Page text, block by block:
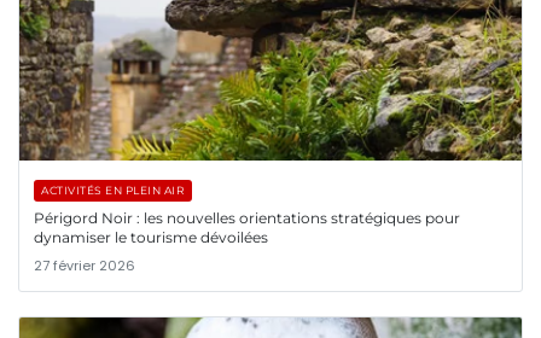
ACTIVITÉS EN PLEIN AIR
Périgord Noir : les nouvelles orientations stratégiques pour
dynamiser le tourisme dévoilées
27 février 2026